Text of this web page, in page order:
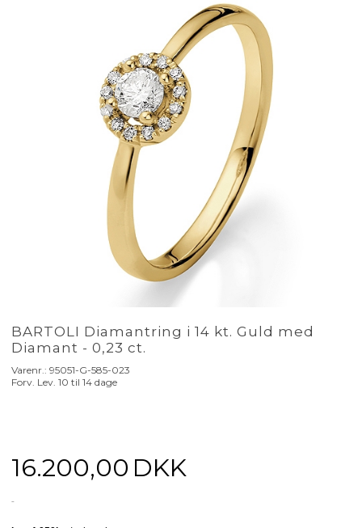
BARTOLI Diamantring i 14 kt. Guld med
Diamant - 0,23 ct.
Varenr.:95051-G-585-023
Forv. Lev. 10 til 14 dage
16.200,00 DKK